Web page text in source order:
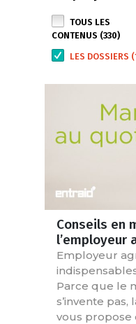
TOUS LES
CONTENUS (330)
LES DOSSIERS
Conseils en
l’employeur
Employeur
Parce que le
s’invente pas,
vous propose